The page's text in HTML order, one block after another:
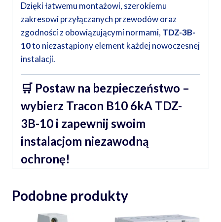
Dzięki łatwemu montażowi, szerokiemu
zakresowi przyłączanych przewodów oraz
zgodności z obowiązującymi normami, TDZ-3B-
10to niezastąpiony element każdej nowoczesnej
instalacji.
🛒 Postaw na bezpieczeństwo –
wybierz Tracon B10 6kA TDZ-
3B-10 i zapewnij swoim
instalacjom niezawodną
ochronę!
Podobne produkty